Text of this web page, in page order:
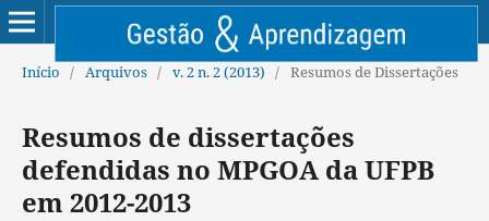
Início / Arquivos / v. 2 n. 2 (2013) / Resumos de Dissertações
Resumos de dissertações
defendidas no MPGOA da UFPB
em 2012-2013